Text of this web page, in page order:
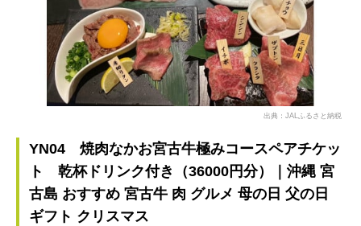
出典：JALふるさと納税
YN04 焼肉なかお宮古牛極みコースペアチケッ
ト 乾杯ドリンク付き（36000円分）｜沖縄 宮
古島 おすすめ 宮古牛 肉 グルメ 母の日 父の日
ギフト クリスマス